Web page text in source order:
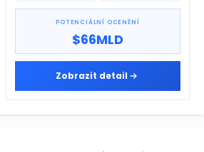
POTENCIÁLNÍ OCENĚNÍ
$66MLD
Zobrazit detail